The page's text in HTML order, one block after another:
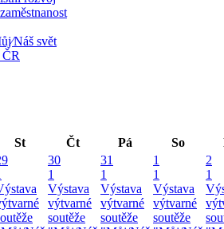
svět
St Čt Pá So
30
1
Výstava
výtvarné
soutěže
31
1
Výstava
výtvarné
soutěže
1
1
Výstava
výtvarné
soutěže
2
1